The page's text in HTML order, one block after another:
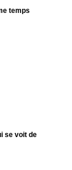
temps
se voit de